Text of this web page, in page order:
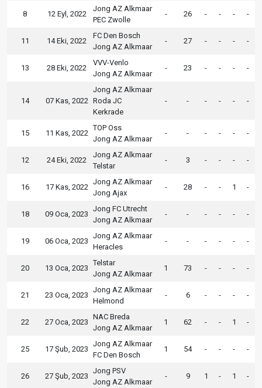
8 12 Eyl, 2022
Jong AZ Alkmaar
PEC Zwolle
- 26 - - - -
11 14 Eki, 2022
FC Den Bosch
Jong AZ Alkmaar
- 27 - - - -
13 28 Eki, 2022
VVV-Venlo
Jong AZ Alkmaar
- 23 - - - -
14 07 Kas, 2022
Jong AZ Alkmaar
Roda JC
Kerkrade
- - - - - -
15 11 Kas, 2022
TOP Oss
Jong AZ Alkmaar
- - - - - -
12 24 Eki, 2022
Jong AZ Alkmaar
Telstar
- 3 - - - -
16 17 Kas, 2022
Jong AZ Alkmaar
Jong Ajax
- 28 - - 1 -
18 09 Oca, 2023
Jong FC Utrecht
Jong AZ Alkmaar
- - - - - -
19 06 Oca, 2023
Jong AZ Alkmaar
Heracles
- - - - - -
20 13 Oca, 2023
Telstar
Jong AZ Alkmaar
1 73 - - - -
21 23 Oca, 2023
Jong AZ Alkmaar
Helmond
- 6 - - - -
22 27 Oca, 2023
NAC Breda
Jong AZ Alkmaar
1 62 - - 1 -
25 17 Şub, 2023
Jong AZ Alkmaar
FC Den Bosch
1 54 - - - -
26 27 Şub, 2023
Jong PSV
Jong AZ Alkmaar
- 9 1 - 1 -